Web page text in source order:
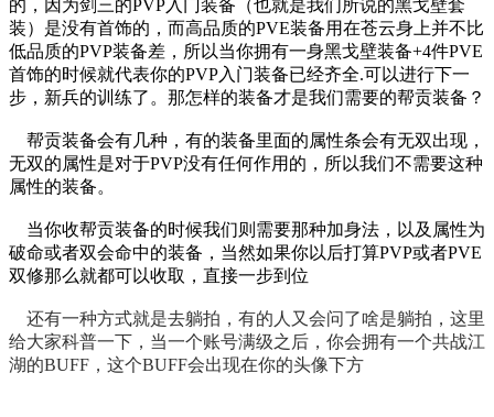
的，因为剑三的PVP入门装备（也就是我们所说的黑戈壁套
装）是没有首饰的，而高品质的PVE装备用在苍云身上并不比
低品质的PVP装备差，所以当你拥有一身黑戈壁装备+4件PVE
首饰的时候就代表你的PVP入门装备已经齐全.可以进行下一
步，新兵的训练了。那怎样的装备才是我们需要的帮贡装备？
帮贡装备会有几种，有的装备里面的属性条会有无双出现，
无双的属性是对于PVP没有任何作用的，所以我们不需要这种
属性的装备。
当你收帮贡装备的时候我们则需要那种加身法，以及属性为
破命或者双会命中的装备，当然如果你以后打算PVP或者PVE
双修那么就都可以收取，直接一步到位
还有一种方式就是去躺拍，有的人又会问了啥是躺拍，这里
给大家科普一下，当一个账号满级之后，你会拥有一个共战江
湖的BUFF，这个BUFF会出现在你的头像下方